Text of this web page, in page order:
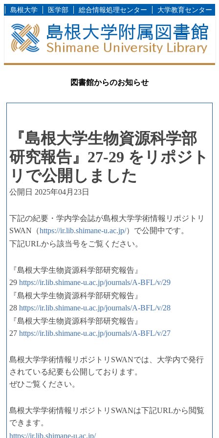
島根大学 医学部 総合情報処理センター 大学教育センター
図書館からのお知らせ
『島根大学生物資源科学部
研究報告』27-29 をリポジト
リで公開しました
公開日 2025年04月23日
下記の紀要・学内学会誌が島根大学学術情報リポジトリ
SWAN（https://ir.lib.shimane-u.ac.jp/）で公開中です。
下記URLから該当号をご覧ください。
『島根大学生物資源科学部研究報告』
29 https://ir.lib.shimane-u.ac.jp/journals/A-BFL/v/29
『島根大学生物資源科学部研究報告』
28 https://ir.lib.shimane-u.ac.jp/journals/A-BFL/v/28
『島根大学生物資源科学部研究報告』
27 https://ir.lib.shimane-u.ac.jp/journals/A-BFL/v/27
島根大学学術情報リポジトリSWANでは、大学内で発行
されている紀要も公開しております。
ぜひご覧ください。
島根大学学術情報リポジトリSWANは下記URLから閲覧
できます。
https://ir.lib.shimane-u.ac.jp/